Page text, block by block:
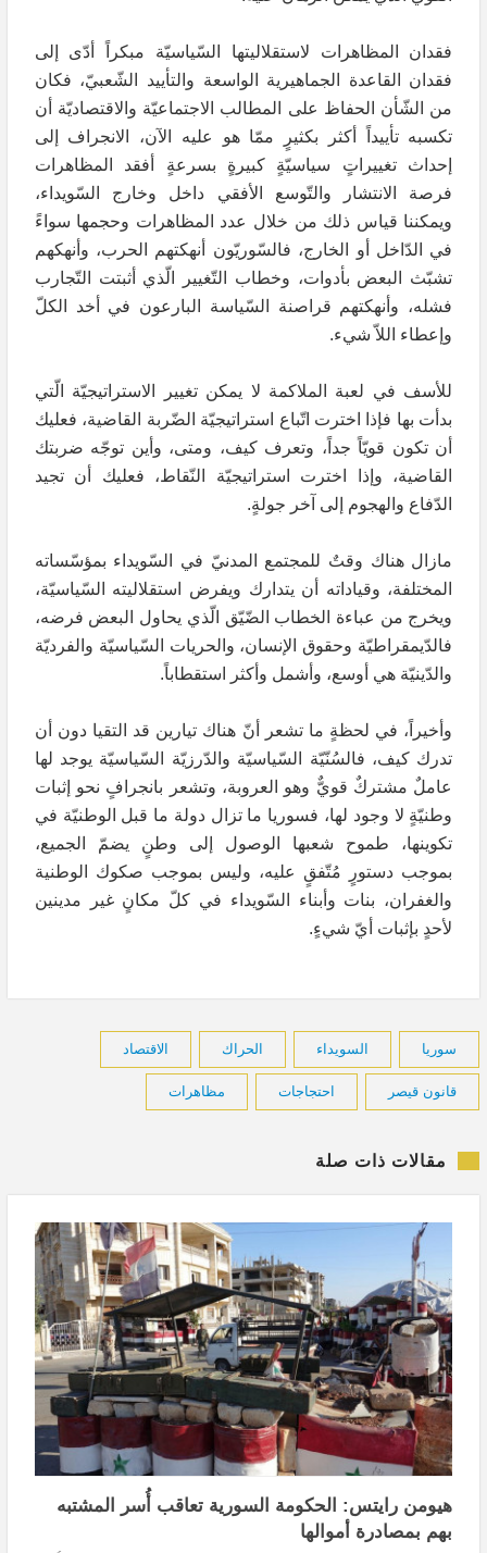
فقدان المظاهرات لاستقلاليتها السّياسيّة مبكراً أدّى إلى
فقدان القاعدة الجماهيرية الواسعة والتأييد الشّعبيّ، فكان
من الشّأن الحفاظ على المطالب الاجتماعيّة والاقتصاديّة أن
تكسبه تأييداً أكثر بكثيرٍ ممّا هو عليه الآن، الانجراف إلى
إحداث تغييراتٍ سياسيّةٍ كبيرةٍ بسرعةٍ أفقد المظاهرات
فرصة الانتشار والتّوسع الأفقي داخل وخارج السّويداء،
ويمكننا قياس ذلك من خلال عدد المظاهرات وحجمها سواءً
في الدّاخل أو الخارج، فالسّوريّون أنهكتهم الحرب، وأنهكهم
تشبّث البعض بأدوات، وخطاب التّغيير الّذي أثبتت التّجارب
فشله، وأنهكتهم قراصنة السّياسة البارعون في أخد الكلّ
وإعطاء اللاّ شيء.
للأسف في لعبة الملاكمة لا يمكن تغيير الاستراتيجيّة الّتي
بدأت بها فإذا اخترت اتّباع استراتيجيّة الضّربة القاضية، فعليك
أن تكون قويّاً جداً، وتعرف كيف، ومتى، وأين توجّه ضربتك
القاضية، وإذا اخترت استراتيجيّة النّقاط، فعليك أن تجيد
الدّفاع والهجوم إلى آخر جولةٍ.
مازال هناك وقتٌ للمجتمع المدنيّ في السّويداء بمؤسّساته
المختلفة، وقياداته أن يتدارك ويفرض استقلاليته السّياسيّة،
ويخرج من عباءة الخطاب الضّيّق الّذي يحاول البعض فرضه،
فالدّيمقراطيّة وحقوق الإنسان، والحريات السّياسيّة والفرديّة
والدّينيّة هي أوسع، وأشمل وأكثر استقطاباً.
وأخيراً، في لحظةٍ ما تشعر أنّ هناك تيارين قد التقيا دون أن
تدرك كيف، فالسُنّيّة السّياسيّة والدّرزيّة السّياسيّة يوجد لها
عاملٌ مشتركٌ قويٌّ وهو العروبة، وتشعر بانجرافٍ نحو إثبات
وطنيّةٍ لا وجود لها، فسوريا ما تزال دولة ما قبل الوطنيّة في
تكوينها، طموح شعبها الوصول إلى وطنٍ يضمّ الجميع،
بموجب دستورٍ مُتّفقٍ عليه، وليس بموجب صكوك الوطنية
والغفران، بنات وأبناء السّويداء في كلّ مكانٍ غير مدينين
لأحدٍ بإثبات أيّ شيءٍ.
سوريا السويداء الحراك الاقتصاد
قانون قيصر احتجاجات مظاهرات
مقالات ذات صلة
هيومن رايتس: الحكومة السورية تعاقب أُسر المشتبه
بهم بمصادرة أموالها